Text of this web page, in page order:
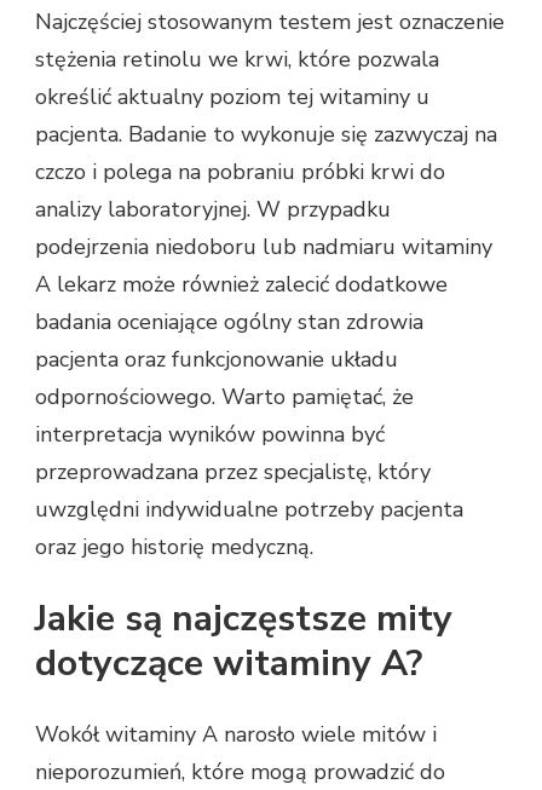
Najczęściej stosowanym testem jest oznaczenie
stężenia retinolu we krwi, które pozwala
określić aktualny poziom tej witaminy u
pacjenta. Badanie to wykonuje się zazwyczaj na
czczo i polega na pobraniu próbki krwi do
analizy laboratoryjnej. W przypadku
podejrzenia niedoboru lub nadmiaru witaminy
A lekarz może również zalecić dodatkowe
badania oceniające ogólny stan zdrowia
pacjenta oraz funkcjonowanie układu
odpornościowego. Warto pamiętać, że
interpretacja wyników powinna być
przeprowadzana przez specjalistę, który
uwzględni indywidualne potrzeby pacjenta
oraz jego historię medyczną.
Jakie są najczęstsze mity
dotyczące witaminy A?
Wokół witaminy A narosło wiele mitów i
nieporozumień, które mogą prowadzić do